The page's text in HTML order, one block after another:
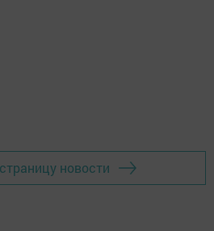
новости